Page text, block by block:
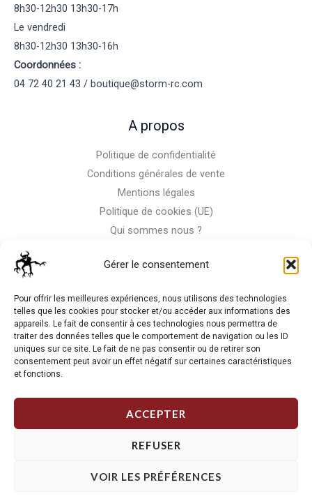
Gérer le consentement
Pour offrir les meilleures expériences, nous utilisons des technologies
telles que les cookies pour stocker et/ou accéder aux informations des
appareils. Le fait de consentir à ces technologies nous permettra de
traiter des données telles que le comportement de navigation ou les ID
uniques sur ce site. Le fait de ne pas consentir ou de retirer son
consentement peut avoir un effet négatif sur certaines caractéristiques
et fonctions.
ACCEPTER
REFUSER
VOIR LES PRÉFÉRENCES
8h30-12h30 13h30-17h
Le vendredi
8h30-12h30 13h30-16h
Coordonnées :
04 72 40 21 43 / boutique@storm-rc.com
A propos
Politique de confidentialité
Conditions générales de vente
Mentions légales
Politique de cookies (UE)
Qui sommes nous ?
La RC n'est pas notre seule passion, venez visiter notre shop
de motos
Copyright © 2026 Storm RC. Powered by Storm Team.